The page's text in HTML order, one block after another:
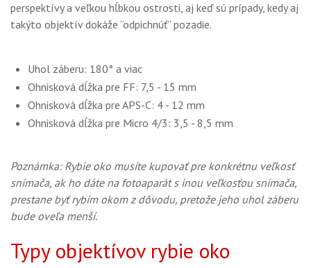
perspektívy a veľkou hĺbkou ostrosti, aj keď sú prípady, kedy aj
takýto objektív dokáže “odpichnúť” pozadie.
Uhol záberu: 180° a viac
Ohnisková dĺžka pre FF: 7,5 - 15 mm
Ohnisková dĺžka pre APS-C: 4 - 12 mm
Ohnisková dĺžka pre Micro 4/3: 3,5 - 8,5 mm
Poznámka: Rybie oko musíte kupovať pre konkrétnu veľkosť
snímača, ak ho dáte na fotoaparát s inou veľkosťou snímača,
prestane byť rybím okom z dôvodu, pretože jeho uhol záberu
bude oveľa menší.
Typy objektívov rybie oko